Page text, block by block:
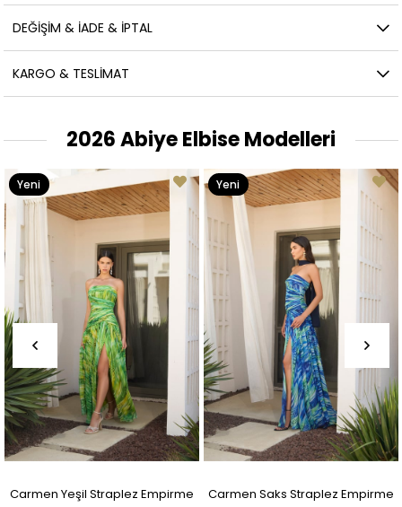
DEĞIŞIM & İADE & İPTAL
KARGO & TESLIMAT
2026 Abiye Elbise Modelleri
Carmen Yeşil Straplez Empirme
Yeni
Ürün
Carmen Saks Straplez Empirme
Yeni
Ürün